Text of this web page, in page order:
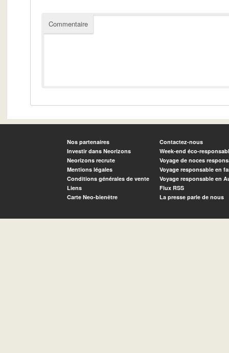
Commentaire
Nos partenaires
Investir dans Neorizons
Neorizons recrute
Mentions légales
Conditions générales de vente
Liens
Carte Neo-bienêtre
Contactez-nous
Week-end éco-
Voyage de noces
Voyage responsable en
Voyage responsable en
Flux RSS
La presse parle de nous